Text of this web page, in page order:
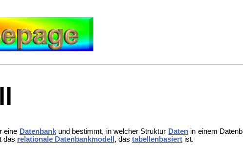
eine Datenbankund bestimmt, in welcher Struktur Datenin einem
das relationale Datenbankmodell , das tabellenbasiertist.